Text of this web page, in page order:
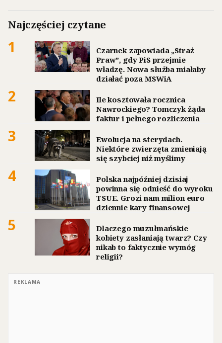
Najczęściej czytane
1
Czarnek zapowiada „Straż
Praw”, gdy PiS przejmie
władzę. Nowa służba miałaby
działać poza MSWiA
2
Ile kosztowała rocznica
Nawrockiego? Tomczyk żąda
faktur i pełnego rozliczenia
3
Ewolucja na sterydach.
Niektóre zwierzęta zmieniają
się szybciej niż myślimy
4
Polska najpóźniej dzisiaj
powinna się odnieść do wyroku
TSUE. Grozi nam milion euro
dziennie kary finansowej
5
Dlaczego muzułmańskie
kobiety zasłaniają twarz? Czy
nikab to faktycznie wymóg
religii?
REKLAMA